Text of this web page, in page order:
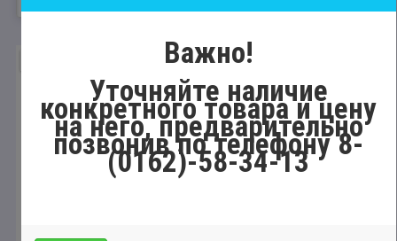
Важно!
Уточняйте наличие
конкретного товара и цену
на него, предварительно
позвонив по телефону 8-
(0162)-58-34-13